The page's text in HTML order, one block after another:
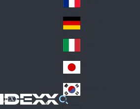
IDEXX
d
Fra
nc
e
Ge
an
y
Ital
y
Jap
an
Ko